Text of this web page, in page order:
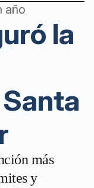
año
la
más
y